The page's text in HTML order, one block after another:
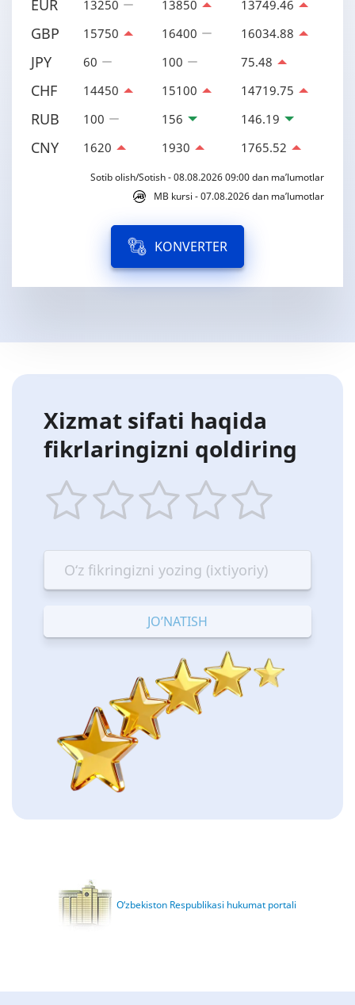
EUR 13250 13850 13749.46
GBP 15750 16400 16034.88
JPY 60 100 75.48
CHF 14450 15100 14719.75
RUB 100 156 146.19
CNY 1620 1930 1765.52
Sotib olish/Sotish - 08.08.2026 09:00 dan ma’lumotlar
MB kursi - 07.08.2026 dan ma’lumotlar
KONVERTER
Xizmat sifati haqida
fikrlaringizni qoldiring
star
Terrible
stars
—
Bad
stars
—
OK
stars
—
Good
stars
—
Excellent
O‘zbekiston Respublikasi hukumat portali